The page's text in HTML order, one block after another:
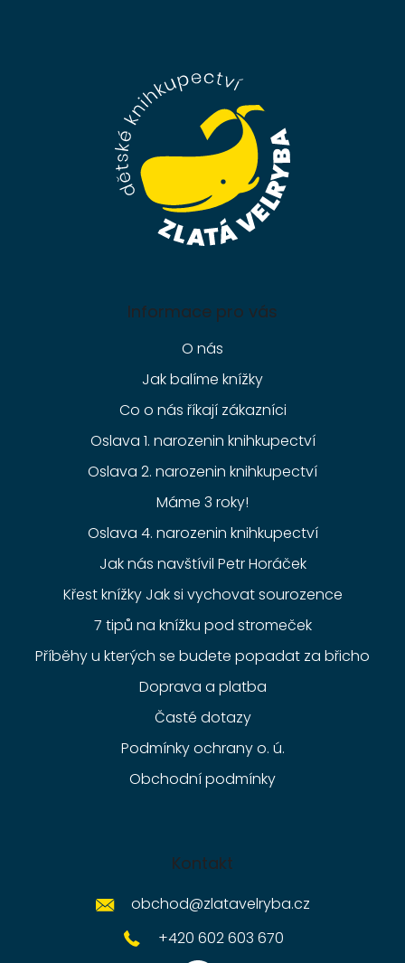
Informace pro vás
O nás
Jak balíme knížky
Co o nás říkají zákazníci
Oslava 1. narozenin knihkupectví
Oslava 2. narozenin knihkupectví
Máme 3 roky!
Oslava 4. narozenin knihkupectví
Jak nás navštívil Petr Horáček
Křest knížky Jak si vychovat sourozence
7 tipů na knížku pod stromeček
Příběhy u kterých se budete popadat za břicho
Doprava a platba
Časté dotazy
Podmínky ochrany o. ú.
Obchodní podmínky
Kontakt
obchod@zlatavelryba.cz
+420 602 603 670